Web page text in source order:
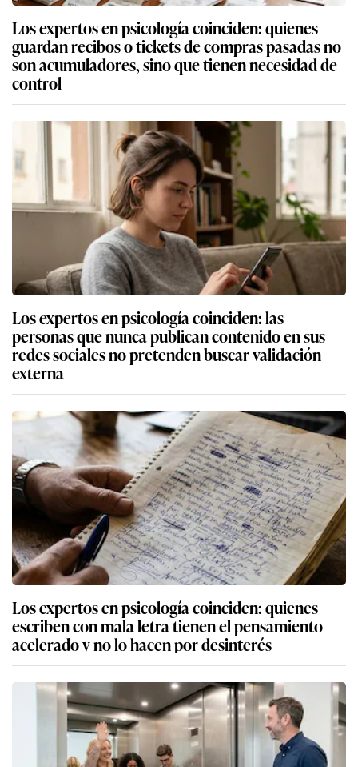
Los expertos en psicología coinciden: quienes
guardan recibos o tickets de compras pasadas no
son acumuladores, sino que tienen necesidad de
control
Los expertos en psicología coinciden: las
personas que nunca publican contenido en sus
redes sociales no pretenden buscar validación
externa
Los expertos en psicología coinciden: quienes
escriben con mala letra tienen el pensamiento
acelerado y no lo hacen por desinterés